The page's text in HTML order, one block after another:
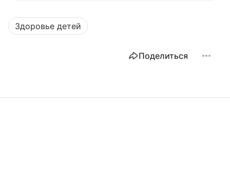
Здоровье детей
Поделиться